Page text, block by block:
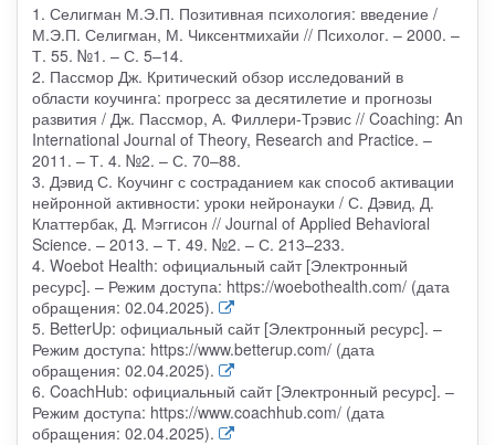
1. Селигман М.Э.П. Позитивная психология: введение /
М.Э.П. Селигман, М. Чиксентмихайи // Психолог. – 2000. –
Т. 55. №1. – С. 5–14.
2. Пассмор Дж. Критический обзор исследований в
области коучинга: прогресс за десятилетие и прогнозы
развития / Дж. Пассмор, А. Филлери-Трэвис // Coaching: An
International Journal of Theory, Research and Practice. –
2011. – Т. 4. №2. – С. 70–88.
3. Дэвид С. Коучинг с состраданием как способ активации
нейронной активности: уроки нейронауки / С. Дэвид, Д.
Клаттербак, Д. Мэггисон // Journal of Applied Behavioral
Science. – 2013. – Т. 49. №2. – С. 213–233.
4. Woebot Health: официальный сайт [Электронный
ресурс]. – Режим доступа: https://woebothealth.com/ (дата
обращения: 02.04.2025).
5. BetterUp: официальный сайт [Электронный ресурс]. –
Режим доступа: https://www.betterup.com/ (дата
обращения: 02.04.2025).
6. CoachHub: официальный сайт [Электронный ресурс]. –
Режим доступа: https://www.coachhub.com/ (дата
обращения: 02.04.2025).